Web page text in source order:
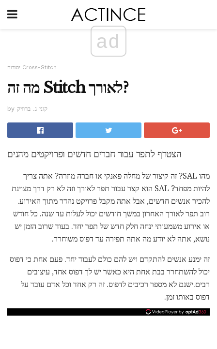
ad
יסודות Cross-Stitch
מה זה Stitch לאורך?
by קוני ג. ברוויק
הצטרף לתפר עבור חברים חדשים ופרויקטים מהנים
מהו SAL? זה קיצור של מחלה פאנקי או חברה מוזרה? אתה צריך
להיות מפחד? SAL הוא קצר עבור תפר לאורך וזה לא רק דרך מצוינת
להכיר אנשים חדשים, אבל אתה מקבל פרויקט נהדר מתוך האירוע.
רוב תפר לאורך האחרון במשך חודשים יכול לעלות עד שנה. כל חודש
או אירוע משמעותי ינחה חלק חדש של תפר יחד. בעוד שרוב הזמן יש
נושא, אתה לא יודע מה אתה תפירה עד דפוס משוחרר.
זה ימנע אנשים להתקדם ויש להם כולם לעבוד יחד. פעם אחת כי דפוס
יכול להשתחרר בבת אחת היא כאשר יש לך דפוס אחד, עיצובים
רבים.ישנם לא מספר רכיבים לדפוס. זה רק אחד וכל אדם עובד על
דפוס באותו זמן.